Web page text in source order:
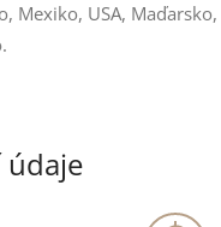
Mexiko, USA,
údaje